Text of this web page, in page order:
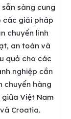
sẵn sàng cung
các giải pháp
chuyển linh
an toàn và
quả cho các
nghiệp cần
chuyển hàng
giữa Việt Nam
và Croatia.